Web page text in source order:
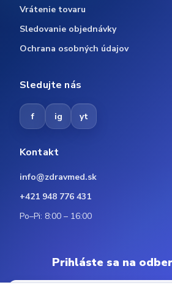
Vrátenie tovaru
Sledovanie objednávky
Ochrana osobných údajov
Sledujte nás
f ig yt
Kontakt
info@zdravmed.sk
+421 948 776 431
Po–Pi: 8:00 – 16:00
Prihláste sa na